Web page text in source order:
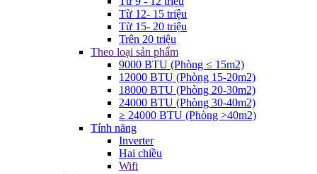
Từ 12- 15 triệu
Từ 15- 20 triệu
Trên 20 triệu
Theo loại sản phẩm
9000 BTU (Phòng ≤ 15m2)
12000 BTU (Phòng 15-20m2)
18000 BTU (Phòng 20-30m2)
24000 BTU (Phòng 30-40m2)
≥ 24000 BTU (Phòng >40m2)
Tính năng
Inverter
Hai chiều
Wifi